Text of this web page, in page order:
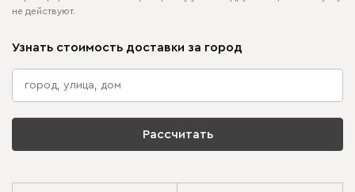
не действуют.
Узнать стоимость доставки за город
Рассчитать